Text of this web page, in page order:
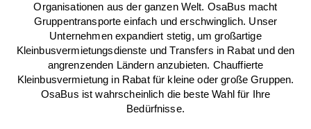
Organisationen aus der ganzen Welt. OsaBus macht
Gruppentransporte einfach und erschwinglich. Unser
Unternehmen expandiert stetig, um großartige
Kleinbusvermietungsdienste und Transfers in Rabat und den
angrenzenden Ländern anzubieten. Chauffierte
Kleinbusvermietung in Rabat für kleine oder große Gruppen.
OsaBus ist wahrscheinlich die beste Wahl für Ihre
Bedürfnisse.